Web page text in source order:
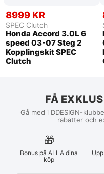
8999 KR
SPEC Clutch
Honda Accord 3.0L 6
speed 03-07 Steg 2
Kopplingskit SPEC
Clutch
FÅ
Gå med i DDESIGN-
rabatter och
🎁
Bonus på ALLA dina
köp